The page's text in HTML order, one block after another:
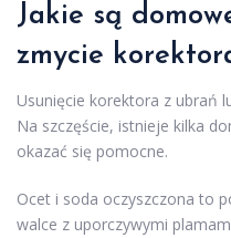
Jakie są
zmycie
Usunięcie korektora z ubrań
Na szczęście, istnieje kilka
okazać się pomocne.
Ocet i soda oczyszczona to
walce z uporczywymi